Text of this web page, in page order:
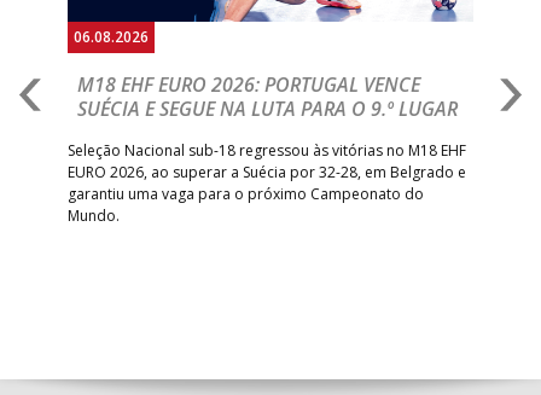
06.08.2026
M18 EHF EURO 2026: PORTUGAL VENCE
SUÉCIA E SEGUE NA LUTA PARA O 9.º LUGAR
Seleção Nacional sub-18 regressou às vitórias no M18 EHF
EURO 2026, ao superar a Suécia por 32-28, em Belgrado e
garantiu uma vaga para o próximo Campeonato do
Mundo.